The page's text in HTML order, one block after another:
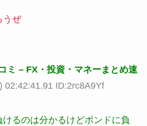
うぜ
ミ – FX・投資・マネーまとめ速
02:42:41.91 ID:2rc8A9Yf
けるのは分かるけどポンドに負